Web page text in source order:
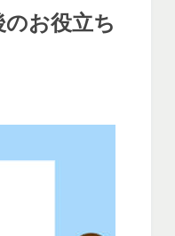
お役立ち